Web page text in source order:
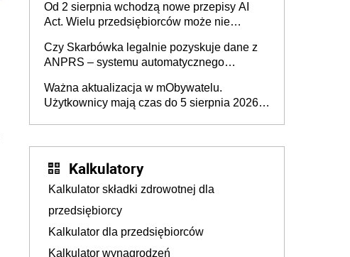
darowizna, ale podatku jednak nie będzie
Od 2 sierpnia wchodzą nowe przepisy AI
Act. Wielu przedsiębiorców może nie
Czy Skarbówka legalnie pozyskuje dane z
ANPRS – systemu automatycznego
pojazdów z kamer drogowych?
Ważna aktualizacja w mObywatelu.
Użytkownicy mają czas do 5 sierpnia 2026
Kalkulatory
Kalkulator składki zdrowotnej dla
przedsiębiorcy
Kalkulator dla przedsiębiorców
Kalkulator wynagrodzeń